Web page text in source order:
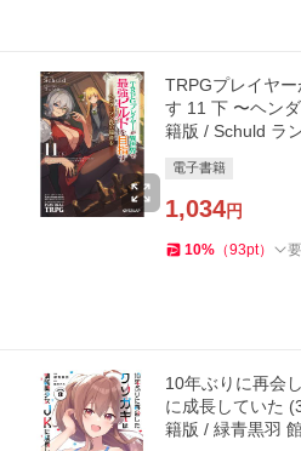
TRPGプレイヤ
す 11 下 〜ヘン
籍版 / Schuld ラ
電子書籍
1,034円
10% （93pt）
10年ぶりに再会
に成長していた
籍版 / 緑青黒羽